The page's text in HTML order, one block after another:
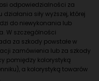
odpowiedzialności za
siły wyższej, której
do niewykonania lub
W szczególności
za szkody powstałe w
zamówienia lub za szkody
pomiędzy kolorystyką
a kolorystyką towarów